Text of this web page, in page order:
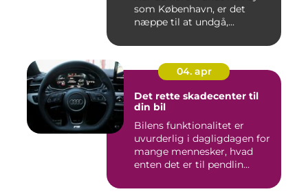
som København, er det
næppe til at undgå,...
04. apr
Det rette skadecenter til
din bil
Bilens funktionalitet er
uvurderlig i dagligdagen for
mange mennesker, hvad
enten det er til pendlin...